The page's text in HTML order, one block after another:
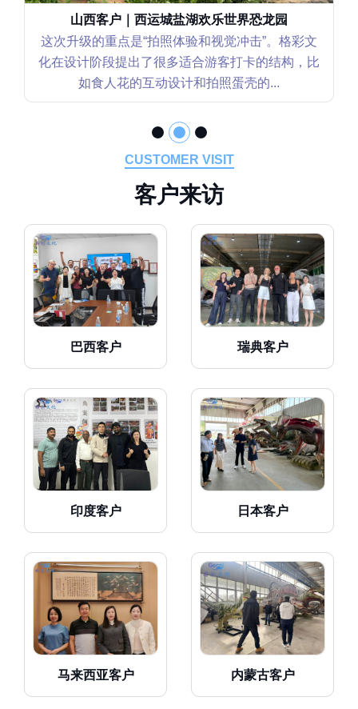
山西客户｜西运城盐湖欢乐世界恐龙园
这次升级的重点是“拍照体验和视觉冲击”。格彩文
化在设计阶段提出了很多适合游客打卡的结构，比
如食人花的互动设计和拍照蛋壳的...
CUSTOMER VISIT
客户来访
巴西客户 瑞典客户
印度客户 日本客户
马来西亚客户 内蒙古客户